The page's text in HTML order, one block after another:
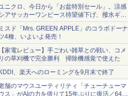
ニクロ、今日から「お盆特別セール」。涼感
アサッカーワンピース待望値下げ、撥水ギア
ョーツは1990円に
スド「Mrs. GREEN APPLE」のコラボドーナ
4種、いよいよ発売！
家電レビュー】手ごわい雑草との戦い、コメ
の草刈機で完全勝利 掃除機感覚で使えた
、楽天へのローミングを9月末で終了
舗のマウスユーティリティ「チューチューマ
ス」がAIの力を借りて15年ぶりに復活／64bit